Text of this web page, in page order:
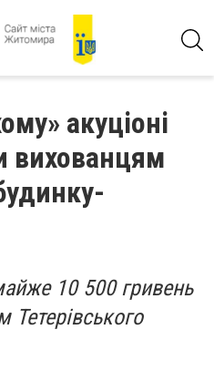
акуціоні
вихованцям
10 500 гривень
Тетерівського